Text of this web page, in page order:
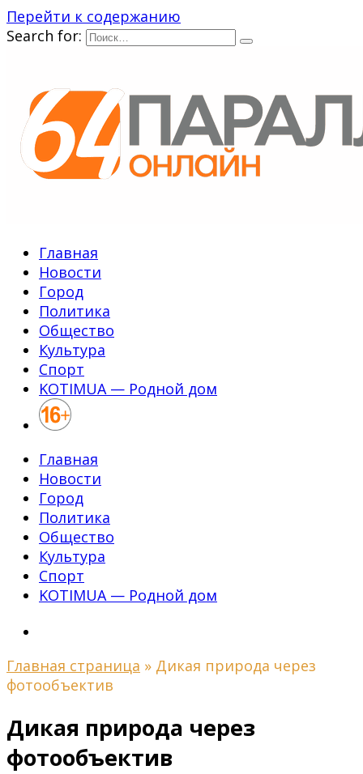
Перейти к содержанию
Search for:
Главная
Новости
Город
Политика
Общество
Культура
Спорт
KOTIMUA — Родной дом
Главная
Новости
Город
Политика
Общество
Культура
Спорт
KOTIMUA — Родной дом
Главная страница » Дикая природа через
фотообъектив
Дикая природа через
фотообъектив